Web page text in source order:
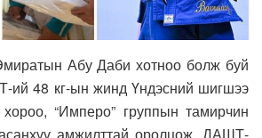
Абу Даби хотноо болж буй
ий 48 кг-ын жинд Үндэсний шигшээ
хороо, “Имперо” группын тамирчин
амжилттай оролцож, ДАШТ-